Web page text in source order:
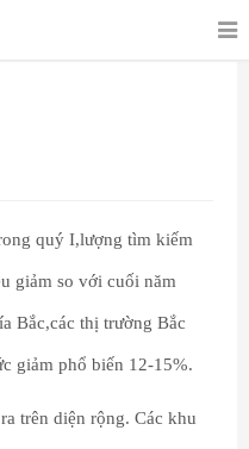
quý I,lượng tìm kiếm
giảm so với cuối năm
Bắc,các thị trường Bắc
giảm phổ biến 12-15%.
trên diện rộng. Các khu